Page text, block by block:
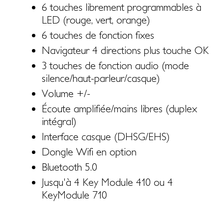
6 touches librement programmables à
LED (rouge, vert, orange)
6 touches de fonction fixes
Navigateur 4 directions plus touche OK
3 touches de fonction audio (mode
silence/haut-parleur/casque)
Volume +/-
Écoute amplifiée/mains libres (duplex
intégral)
Interface casque (DHSG/EHS)
Dongle Wifi en option
Bluetooth 5.0
Jusqu'à 4 Key Module 410 ou 4
KeyModule 710